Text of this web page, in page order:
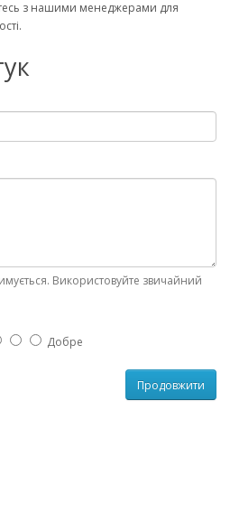
з нашими менеджерами для
Використовуйте звичайний
Добре
Продовжити